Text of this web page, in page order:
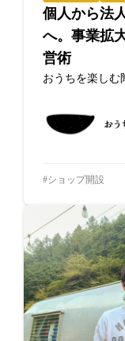
個人から法
へ。事業拡
営術
おうちを楽しむ
ショップ開設